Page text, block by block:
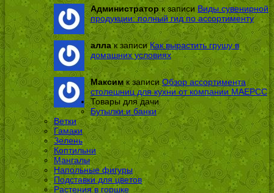
Администраторк записи Виды сувенирной
продукции: полный гид по ассортименту
аллак записиКак вырастить грушу в
домашних условиях
Максимк записиОбзор ассортимента
столешниц для кухни от компании МАЕРСС
Товары для дачи
Бутылки и банки
Ветки
Гамаки
Зелень
Коптильни
Мангалы
Напольные фигуры
Подставки для цветов
Растения в горшке